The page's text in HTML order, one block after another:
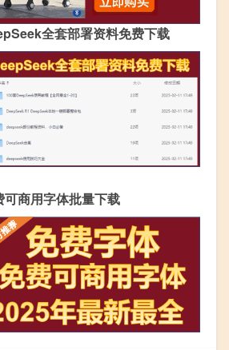
全套部署资料免费下载
可商用字体批量下载